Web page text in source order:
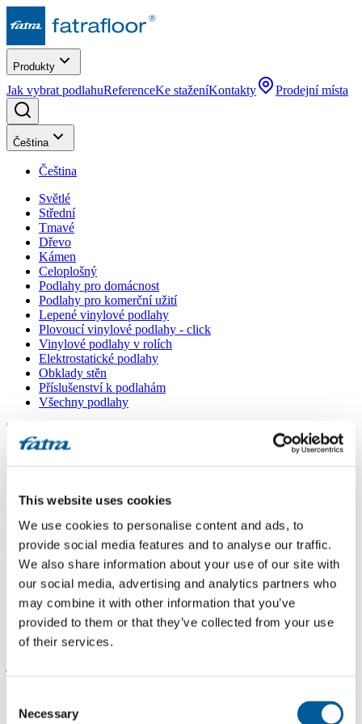
This website uses cookies
We use cookies to personalise content and ads, to
provide social media features and to analyse our traffic.
We also share information about your use of our site with
our social media, advertising and analytics partners who
may combine it with other information that you’ve
provided to them or that they’ve collected from your use
of their services.
Selection
Necessary
Produkty
Jak vybrat podlahuReferenceKe staženíKontakty Prodejní místa
Čeština
Čeština
Světlé
Střední
Tmavé
Dřevo
Kámen
Celoplošný
Podlahy pro domácnost
Podlahy pro komerční užití
Lepené vinylové podlahy
Plovoucí vinylové podlahy - click
Vinylové podlahy v rolích
Elektrostatické podlahy
Obklady stěn
Příslušenství k podlahám
Všechny podlahy
Menu
Domů/
Thermofix vs Vepo
Thermofix vs Vepo
Dotaz
Dobrý den, jaý je prosím rozdíl mezi fatrou Thermofix a fatrou
Vepo? Na Vepo jsem narazila až nyní, když jsem zjišťovala dekor
Odpověď